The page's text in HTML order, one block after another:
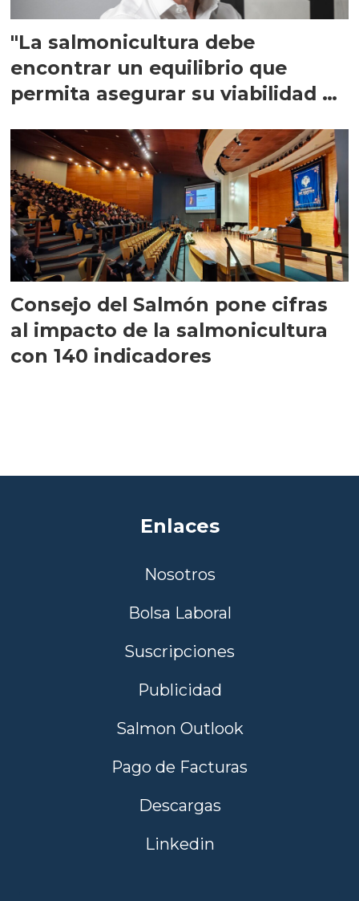
"La salmonicultura debe
encontrar un equilibrio que
permita asegurar su viabilidad de
Consejo del Salmón pone cifras
al impacto de la salmonicultura
con 140 indicadores
Enlaces
Nosotros
Bolsa Laboral
Suscripciones
Publicidad
Salmon Outlook
Pago de Facturas
Descargas
Linkedin